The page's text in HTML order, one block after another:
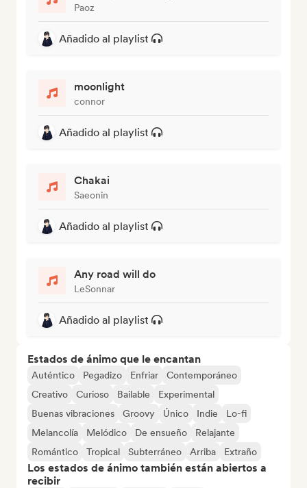
Paoz
Añadido al playlist
moonlight
connor
Añadido al playlist
Chakai
Saeonin
Añadido al playlist
Any road will do
LeSonnar
Añadido al playlist
Estados de ánimo que le encantan
Auténtico Pegadizo Enfriar
Contemporáneo
Creativo
Curioso Bailable
Experimental
Buenas vibraciones
Groovy Único Indie
Lo-fi
Melancolía
Melódico De ensueño
Relajante
Romántico
Tropical Subterráneo Arriba Extraño
Los estados de ánimo también están abiertos a
recibir